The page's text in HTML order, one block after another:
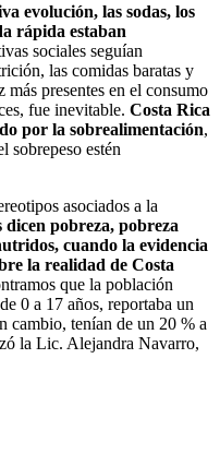
evolución, las sodas, los
rápida estaban
sociales seguían
las comidas baratas y
presentes en el consumo
fue inevitable. Costa Rica
por la sobrealimentación,
sobrepeso estén
asociados a la
dicen pobreza, pobreza
cuando la evidencia
la realidad de Costa
que la población
0 a 17 años, reportaba un
cambio, tenían de un 20 % a
la Lic. Alejandra Navarro,